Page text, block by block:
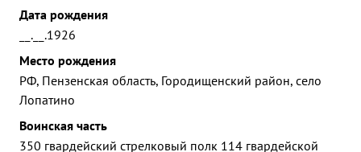
Дата рождения
__.__.1926
Место рождения
РФ, Пензенская область, Городищенский район, село
Лопатино
Воинская часть
350 гвардейский стрелковый полк 114 гвардейской